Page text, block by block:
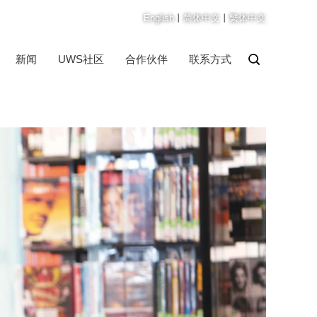
English 简体中文 繁体中文
新闻 UWS社区 合作伙伴 联系方式